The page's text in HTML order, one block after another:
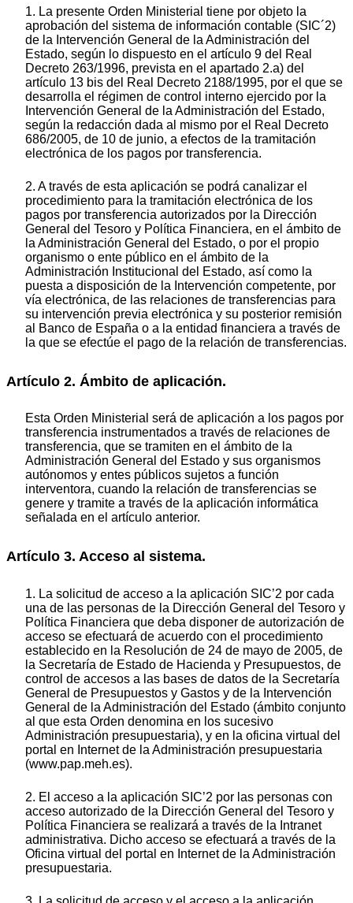
1. La presente Orden Ministerial tiene por objeto la
aprobación del sistema de información contable (SIC´2)
de la Intervención General de la Administración del
Estado, según lo dispuesto en el artículo 9 del Real
Decreto 263/1996, prevista en el apartado 2.a) del
artículo 13 bis del Real Decreto 2188/1995, por el que se
desarrolla el régimen de control interno ejercido por la
Intervención General de la Administración del Estado,
según la redacción dada al mismo por el Real Decreto
686/2005, de 10 de junio, a efectos de la tramitación
electrónica de los pagos por transferencia.
2. A través de esta aplicación se podrá canalizar el
procedimiento para la tramitación electrónica de los
pagos por transferencia autorizados por la Dirección
General del Tesoro y Política Financiera, en el ámbito de
la Administración General del Estado, o por el propio
organismo o ente público en el ámbito de la
Administración Institucional del Estado, así como la
puesta a disposición de la Intervención competente, por
vía electrónica, de las relaciones de transferencias para
su intervención previa electrónica y su posterior remisión
al Banco de España o a la entidad financiera a través de
la que se efectúe el pago de la relación de transferencias.
Artículo 2. Ámbito de aplicación.
Esta Orden Ministerial será de aplicación a los pagos por
transferencia instrumentados a través de relaciones de
transferencia, que se tramiten en el ámbito de la
Administración General del Estado y sus organismos
autónomos y entes públicos sujetos a función
interventora, cuando la relación de transferencias se
genere y tramite a través de la aplicación informática
señalada en el artículo anterior.
Artículo 3. Acceso al sistema.
1. La solicitud de acceso a la aplicación SIC’2 por cada
una de las personas de la Dirección General del Tesoro y
Política Financiera que deba disponer de autorización de
acceso se efectuará de acuerdo con el procedimiento
establecido en la Resolución de 24 de mayo de 2005, de
la Secretaría de Estado de Hacienda y Presupuestos, de
control de accesos a las bases de datos de la Secretaría
General de Presupuestos y Gastos y de la Intervención
General de la Administración del Estado (ámbito conjunto
al que esta Orden denomina en los sucesivo
Administración presupuestaria), y en la oficina virtual del
portal en Internet de la Administración presupuestaria
(www.pap.meh.es).
2. El acceso a la aplicación SIC’2 por las personas con
acceso autorizado de la Dirección General del Tesoro y
Política Financiera se realizará a través de la Intranet
administrativa. Dicho acceso se efectuará a través de la
Oficina virtual del portal en Internet de la Administración
presupuestaria.